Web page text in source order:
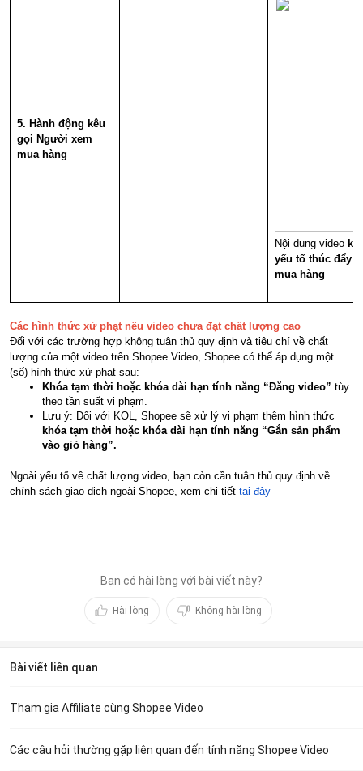
5. Hành động kêu
gọi Người xem
mua hàng
Nội dung video
yếu tố thúc đẩy
mua hàng
Các hình thức xử phạt nếu video chưa đạt chất lượng cao
Đối với các trường hợp không tuân thủ quy định và tiêu chí về chất
lượng của một video trên Shopee Video, Shopee có thể áp dụng một
(số) hình thức xử phạt sau:
Khóa tạm thời hoặc khóa dài hạn tính năng “Đăng video” tùy
theo tần suất vi phạm.
Lưu ý: Đối với KOL, Shopee sẽ xử lý vi phạm thêm hình thức
khóa tạm thời hoặc khóa dài hạn tính năng “Gắn sản phẩm
vào giỏ hàng”.
Ngoài yếu tố về chất lượng video, bạn còn cần tuân thủ quy định về
chính sách giao dịch ngoài Shopee, xem chi tiết tại đây
Bạn có hài lòng với bài viết này?
Hài lòng Không hài lòng
Bài viết liên quan
Tham gia Affiliate cùng Shopee Video
Các câu hỏi thường gặp liên quan đến tính năng Shopee Video